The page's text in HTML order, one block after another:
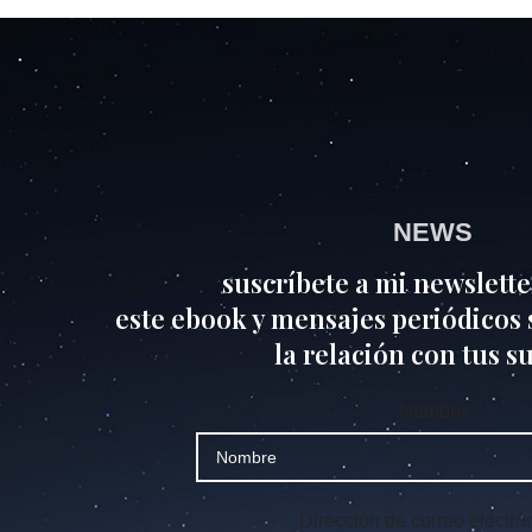
NEWS
suscríbete a mi
este ebook y mensajes
la relación con tus
Dirección de correo